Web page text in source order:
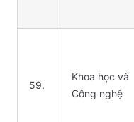
59.
Khoa học và
Công nghệ